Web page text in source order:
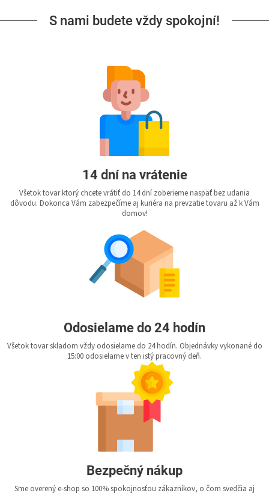
S nami budete vždy spokojní!
14 dní na vrátenie
Všetok tovar ktorý chcete vrátiť do 14 dní zoberieme naspäť bez udania
dôvodu. Dokonca Vám zabezpečíme aj kuriéra na prevzatie tovaru až k Vám
domov!
Odosielame do 24 hodín
Všetok tovar skladom vždy odosielame do 24 hodín. Objednávky vykonané do
15:00 odosielame v ten istý pracovný deň.
Bezpečný nákup
Sme overený e-shop so 100% spokojnosťou zákazníkov, o čom svedčia aj